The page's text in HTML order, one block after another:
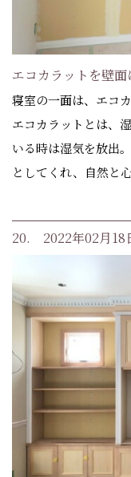
エコカラットを壁面
寝室の一面は、エコ
エコカラットとは、
いる時は湿気を放出
としてくれ、自然と
20. 2022年02月18